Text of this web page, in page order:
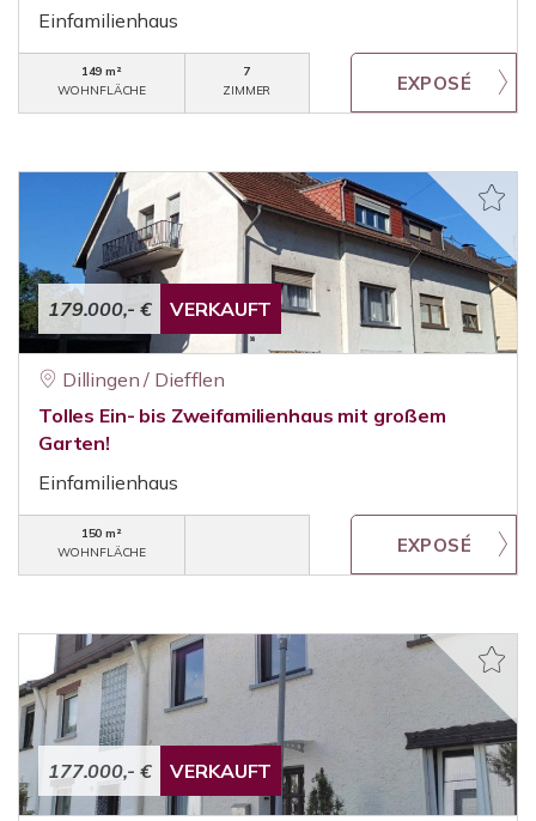
Einfamilienhaus
149 m²
WOHNFLÄCHE
7
ZIMMER
179.000,- € VERKAUFT
Dillingen / Diefflen
Tolles Ein- bis Zweifamilienhaus mit großem
Garten!
Einfamilienhaus
150 m²
WOHNFLÄCHE
177.000,- € VERKAUFT